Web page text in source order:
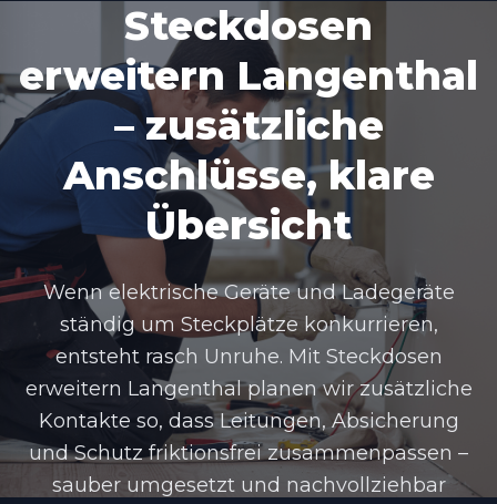
Steckdosen
erweitern Langenthal
– zusätzliche
Anschlüsse, klare
Übersicht
Wenn elektrische Geräte und Ladegeräte
ständig um Steckplätze konkurrieren,
entsteht rasch Unruhe. Mit Steckdosen
erweitern Langenthalplanen wir zusätzliche
Kontakte so, dass Leitungen, Absicherung
und Schutz friktionsfrei zusammenpassen –
sauber umgesetzt und nachvollziehbar